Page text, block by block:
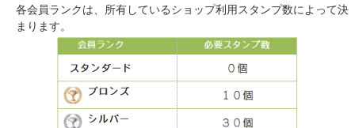
各会員ランクは、所有しているショップ利用スタンプ数によって決
まります。